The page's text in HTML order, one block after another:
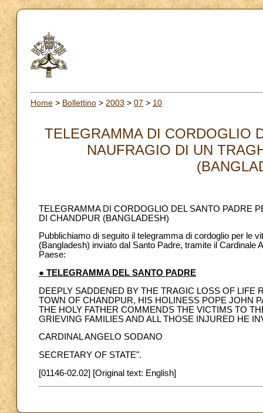
Home > Bollettino > 2003 > 07 > 10
TELEGRAMMA DI CORDOGLIO
NAUFRAGIO DI UN
TELEGRAMMA DI CORDOGLIO DEL SANTO PADRE
DI CHANDPUR (BANGLADESH)
Pubblichiamo di seguito il telegramma di cordoglio per le
(Bangladesh) inviato dal Santo Padre, tramite il Cardinale
Paese:
● TELEGRAMMA DEL SANTO PADRE
DEEPLY SADDENED BY THE TRAGIC LOSS OF LIFE
TOWN OF CHANDPUR, HIS HOLINESS POPE JOHN
THE HOLY FATHER COMMENDS THE VICTIMS TO
GRIEVING FAMILIES AND ALL THOSE INJURED HE
CARDINAL ANGELO SODANO
SECRETARY OF STATE".
[01146-02.02] [Original text: English]